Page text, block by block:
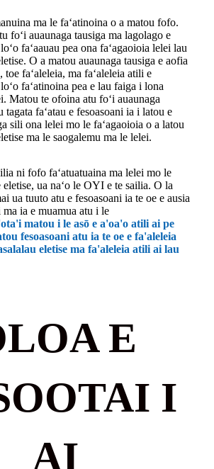
ma le faʻatinoina o a matou fofo.
foʻi auaunaga tausiga ma lagolago e
faʻaauau pea ona faʻagaoioia lelei lau
O a matou auaunaga tausiga e aofia
toe faʻaleleia, ma faʻaleleia atili e
faʻatinoina pea e lau faiga i lona
Matou te ofoina atu foʻi auaunaga
tagata faʻatau e fesoasoani ia i latou e
sili ona lelei mo le faʻagaoioia o a latou
ma le saogalemu ma le lelei.
ni fofo faʻatuatuaina ma lelei mo le
eletise, ua naʻo le OYI e te sailia. O la
ua tuuto atu e fesoasoani ia te oe e ausia
ia e muamua atu i le
matou i le asō e a'oa'o atili ai pe
fesoasoani atu ia te oe e fa'aleleia
eletise ma fa'aleleia atili ai lau
E
I
AI